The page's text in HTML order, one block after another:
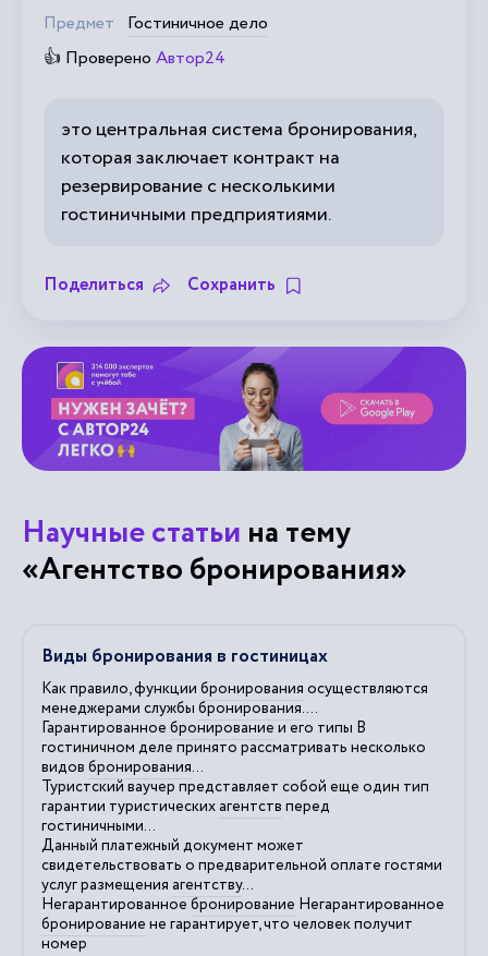
Предмет
Гостиничное дело
👍 Проверено Автор24
это центральная система бронирования,
которая заключает контракт на
резервирование с несколькими
гостиничными предприятиями.
Поделиться Сохранить
Научные статьи на тему
«Агентство бронирования»
Виды бронирования в гостиницах
Как правило, функции бронирования осуществляются
менеджерами службы бронирования....
Гарантированное бронированиеи его типы В
гостиничном деле принято рассматривать несколько
видов бронирования...
Туристский ваучер представляет собой еще один тип
гарантии туристических агентств перед
гостиничными...
Данный платежный документ может
свидетельствовать о предварительной оплате гостями
услуг размещения агентству...
Негарантированноебронирование Негарантированное
бронирование не гарантирует, что человек получит
номер